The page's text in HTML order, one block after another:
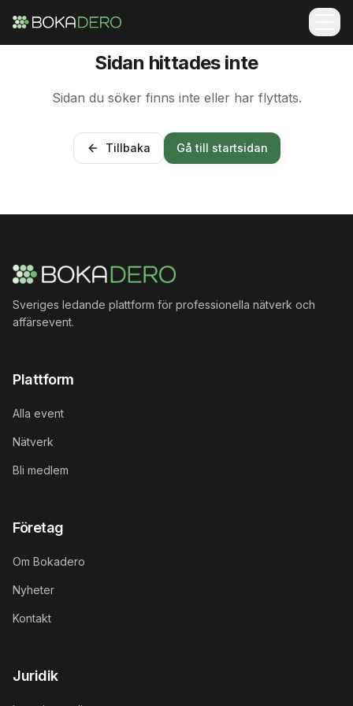
Sidan hittades inte
Sidan du söker finns inte eller har flyttats.
Tillbaka Gå till startsidan
Sveriges ledande plattform för professionella nätverk och
affärsevent.
Plattform
Alla event
Nätverk
Bli medlem
Företag
Om Bokadero
Nyheter
Kontakt
Juridik